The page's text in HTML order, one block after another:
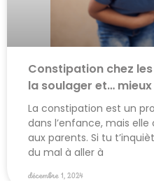
Constipation chez
la soulager et… mieux
La constipation est un
dans l’enfance, mais
aux parents. Si tu
du mal à aller à
décembre 1, 2024